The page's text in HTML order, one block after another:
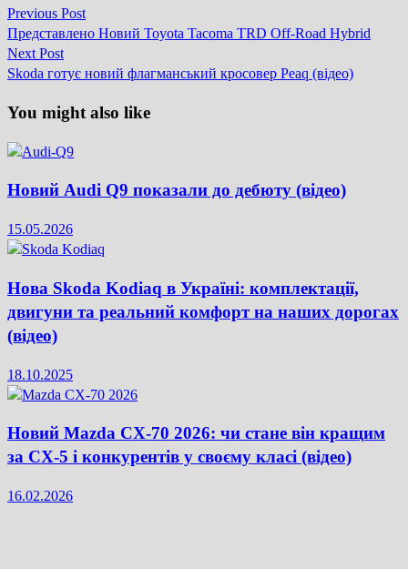
Навігація
записів
Previous PostPrevious
post:
Представлено Новий Toyota Tacoma TRD Off-Road Hybrid
Next PostNext
post:
Skoda готує новий флагманський кросовер Peaq (відео)
You might also like
Новий Audi Q9 показали до дебюту (відео)
15.05.2026
Нова Skoda Kodiaq в Україні: комплектації,
двигуни та реальний комфорт на наших дорогах
(відео)
18.10.2025
Новий Mazda CX-70 2026: чи стане він кращим
за CX-5 і конкурентів у своєму класі (відео)
16.02.2026